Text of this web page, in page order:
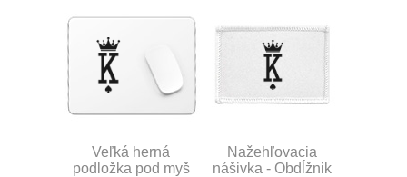
Veľká herná
podložka pod myš
Nažehľovacia
nášivka - Obdĺžnik